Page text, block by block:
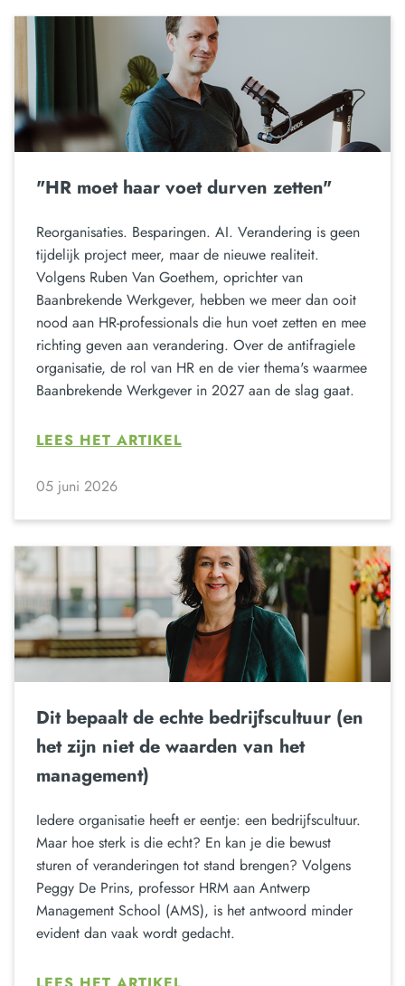
"HR moet haar voet durven zetten"
Reorganisaties. Besparingen. AI. Verandering is geen
tijdelijk project meer, maar de nieuwe realiteit.
Volgens Ruben Van Goethem, oprichter van
Baanbrekende Werkgever, hebben we meer dan ooit
nood aan HR-professionals die hun voet zetten en mee
richting geven aan verandering. Over de antifragiele
organisatie, de rol van HR en de vier thema's waarmee
Baanbrekende Werkgever in 2027 aan de slag gaat.
LEES HET ARTIKEL
05 juni 2026
Dit bepaalt de echte bedrijfscultuur (en
het zijn niet de waarden van het
management)
Iedere organisatie heeft er eentje: een bedrijfscultuur.
Maar hoe sterk is die echt? En kan je die bewust
sturen of veranderingen tot stand brengen? Volgens
Peggy De Prins, professor HRM aan Antwerp
Management School (AMS), is het antwoord minder
evident dan vaak wordt gedacht.